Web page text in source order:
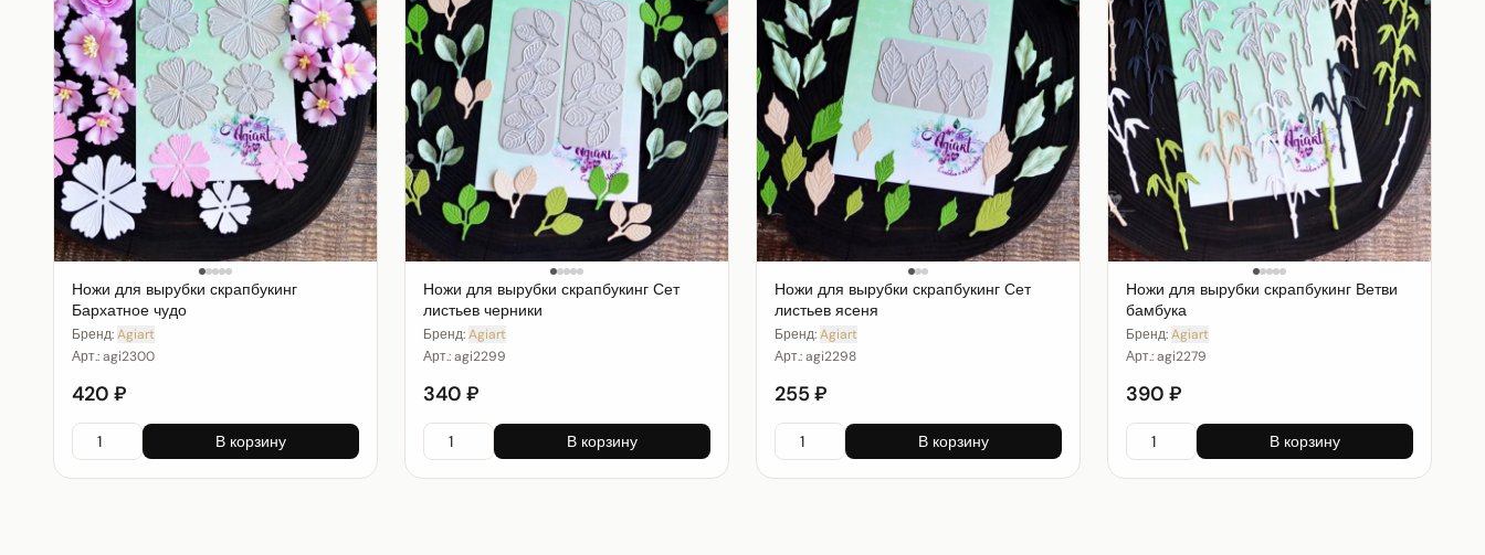
Ножи для вырубки скрапбукинг
Бархатное чудо
Бренд:Agiart
Арт.:agi2300
420 ₽
В корзину
Ножи для вырубки скрапбукинг Сет
листьев черники
Бренд:Agiart
Арт.:agi2299
340 ₽
В корзину
Ножи для вырубки скрапбукинг Сет
листьев ясеня
Бренд:Agiart
Арт.:agi2298
255 ₽
В корзину
Ножи для вырубки скрапбукинг Ветви
бамбука
Бренд:Agiart
Арт.:agi2279
390 ₽
В корзину